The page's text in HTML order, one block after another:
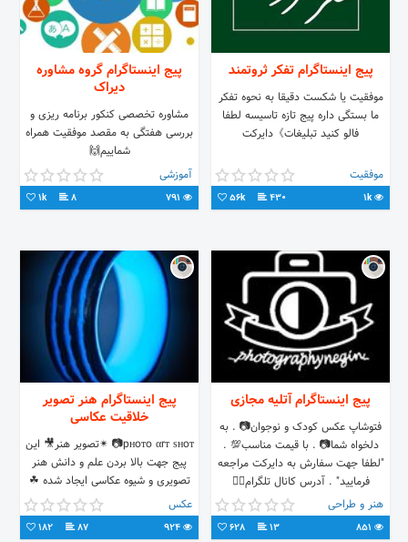
پیج اینستاگرام تفکر ثروتمند
موفقیت یا شکست دقیقا به نحوه تفکر
ما بستگی داره پیج تازه تاسیسه لطفا
فالو کنید تبلیغات》دایرکت
موفقیت
1k
430
56k
پیج اینستاگرام گروه مشاوره
دیراک
مشاوره تخصصی کنکور برنامه ریزی و
بررسی هفتگی به مقصد موفقیت همراه
شماییم🙌
آموزشی
8
1k
پیج اینستاگرام آتلیه مجازی
فتوشاپ عکس کودک و نوجوان📷 . به
دلخواه شما📷 . با قیمت مناسب💯 .
"لطفا جهت سفارش به دایرکت مراجعه
فرمایید" . آدرس کانال تلگرام👇🏻
هنر و طراحی
13
628
پیج اینستاگرام هنر تصویر
خلاقیت عکاسی
pнoтo αrт ѕнoт📷 ✴تصویر هنر🎥 این
پیج جهت بالا بردن علم و دانش هنر
تصویری و شیوه عکاسی ایجاد شده ☘
هنر | ژست | ایده |فیلم ، کلیپ ، عکس
عکس
87
182